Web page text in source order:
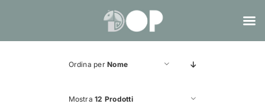
Ordina perNome
Mostra12 Prodotti